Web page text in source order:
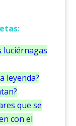
luciérnagas
leyenda?
que se
con el